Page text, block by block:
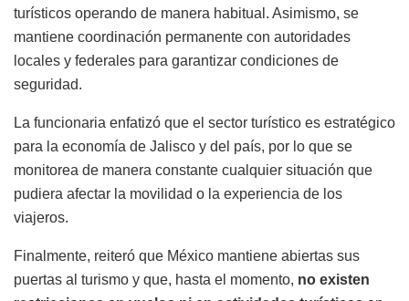
turísticos operando de manera habitual. Asimismo, se
mantiene coordinación permanente con autoridades
locales y federales para garantizar condiciones de
seguridad.
La funcionaria enfatizó que el sector turístico es estratégico
para la economía de Jalisco y del país, por lo que se
monitorea de manera constante cualquier situación que
pudiera afectar la movilidad o la experiencia de los
viajeros.
Finalmente, reiteró que México mantiene abiertas sus
puertas al turismo y que, hasta el momento, no existen